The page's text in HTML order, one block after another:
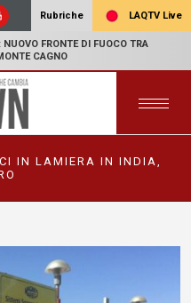
Rubriche LAQTV Live
FRONTE DI FUOCO TRA
CAGNO
IN LAMIERA IN INDIA,